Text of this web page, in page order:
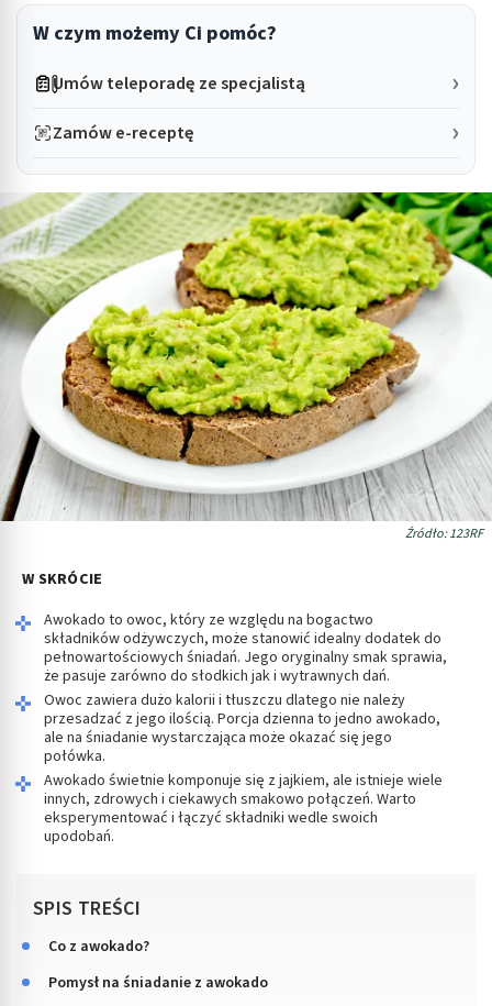
W czym możemy Ci pomóc?
Umów teleporadę ze specjalistą
Zamów e-receptę
Źródło: 123RF
W SKRÓCIE
Awokado to owoc, który ze względu na bogactwo
składników odżywczych, może stanowić idealny dodatek do
pełnowartościowych śniadań. Jego oryginalny smak sprawia,
że pasuje zarówno do słodkich jak i wytrawnych dań.
Owoc zawiera dużo kalorii i tłuszczu dlatego nie należy
przesadzać z jego ilością. Porcja dzienna to jedno awokado,
ale na śniadanie wystarczająca może okazać się jego
połówka.
Awokado świetnie komponuje się z jajkiem, ale istnieje wiele
innych, zdrowych i ciekawych smakowo połączeń. Warto
eksperymentować i łączyć składniki wedle swoich
upodobań.
SPIS TREŚCI
Co z awokado?
Pomysł na śniadanie z awokado